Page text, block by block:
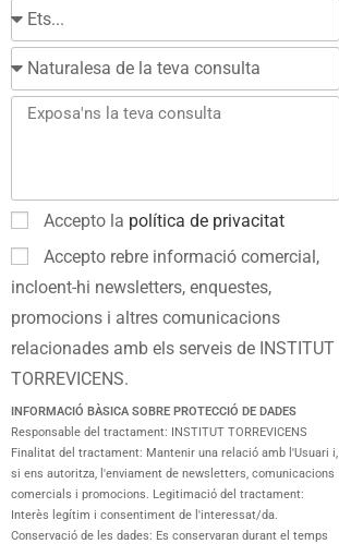
Accepto la política de privacitat
Accepto rebre informació comercial,
incloent-hi newsletters, enquestes,
promocions i altres comunicacions
relacionades amb els serveis de INSTITUT
TORREVICENS.
INFORMACIÓ BÀSICA SOBRE PROTECCIÓ DE DADES
Responsable del tractament: INSTITUT TORREVICENS
Finalitat del tractament: Mantenir una relació amb l'Usuari i,
si ens autoritza, l'enviament de newsletters, comunicacions
comercials i promocions. Legitimació del tractament:
Interès legítim i consentiment de l'interessat/da.
Conservació de les dades: Es conservaran durant el temps